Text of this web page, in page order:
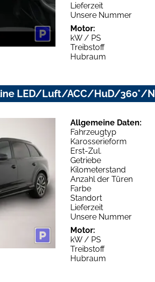
Lieferzeit
Unsere Nummer
Motor:
kW / PS
Treibstoff
Hubraum
line LED/Luft/ACC/HuD/360°/N
Allgemeine Daten:
Fahrzeugtyp
Karosserieform
Erst-Zul.
Getriebe
Kilometerstand
Anzahl der Türen
Farbe
Standort
Lieferzeit
Unsere Nummer
Motor:
kW / PS
Treibstoff
Hubraum